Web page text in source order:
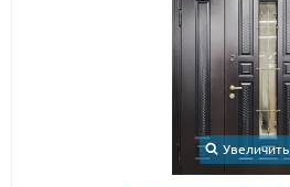
Увеличить